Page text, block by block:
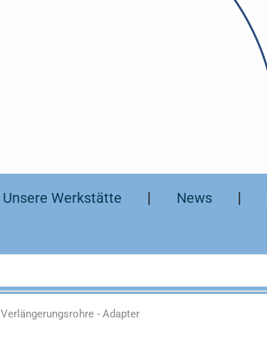
Unsere Werkstätte ❘ News ❘
Verlängerungsrohre - Adapter